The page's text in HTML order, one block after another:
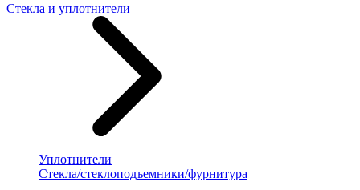
Стекла и уплотнители
Уплотнители
Стекла/стеклоподъемники/фурнитура